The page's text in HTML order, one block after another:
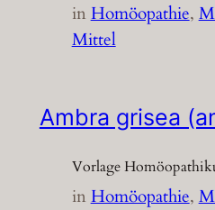
inHomöopathie,
Mittel
Ambra grisea
Vorlage
inHomöopathie,